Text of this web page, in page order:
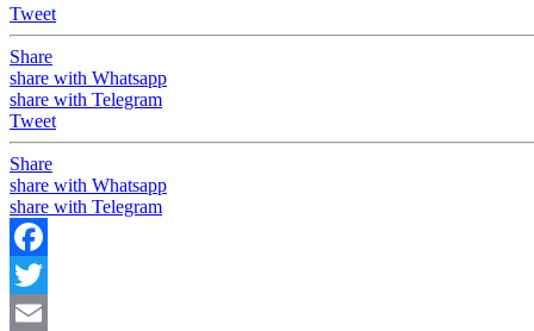
Tweet
Share
share with Whatsapp
share with Telegram
Tweet
Share
share with Whatsapp
share with Telegram
Facebook
Twitter